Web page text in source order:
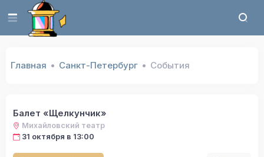
Главная Санкт-Петербург События
Балет «Щелкунчик»
Михайловский театр
31 октября в 13:00